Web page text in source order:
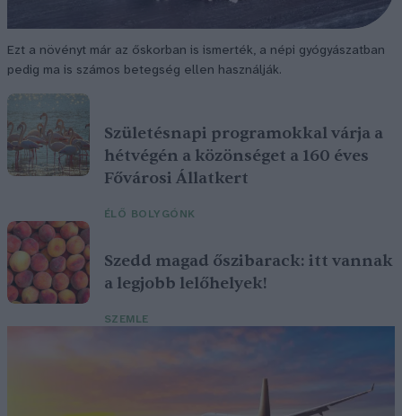
Ezt a növényt már az őskorban is ismerték, a népi gyógyászatban
pedig ma is számos betegség ellen használják.
Születésnapi programokkal várja a
hétvégén a közönséget a 160 éves
Fővárosi Állatkert
ÉLŐ BOLYGÓNK
Szedd magad őszibarack: itt vannak
a legjobb lelőhelyek!
SZEMLE